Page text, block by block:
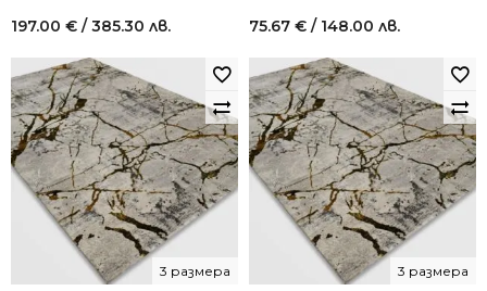
197.00 € / 385.30 лв. 75.67 € / 148.00 лв.
3 размера 3 размера